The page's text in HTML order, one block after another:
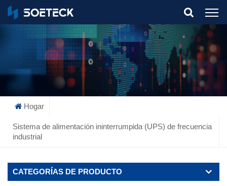
What Are You Looking For?
Hogar
Sistema de alimentación ininterrumpida (UPS) de frecuencia
industrial
CATEGORÍAS DE PRODUCTO